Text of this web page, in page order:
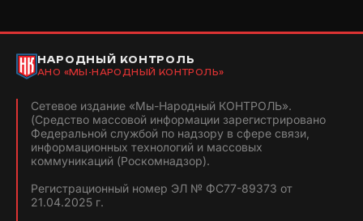
НАРОДНЫЙ КОНТРОЛЬ
АНО «МЫ-НАРОДНЫЙ КОНТРОЛЬ»
Сетевое издание «Мы-Народный КОНТРОЛЬ».
(Средство массовой информации зарегистрировано
Федеральной службой по надзору в сфере связи,
информационных технологий и массовых
коммуникаций (Роскомнадзор).
Регистрационный номер ЭЛ № ФС77-89373 от
21.04.2025 г.